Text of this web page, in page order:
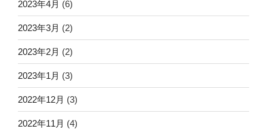
2023年4月 (6)
2023年3月 (2)
2023年2月 (2)
2023年1月 (3)
2022年12月 (3)
2022年11月 (4)